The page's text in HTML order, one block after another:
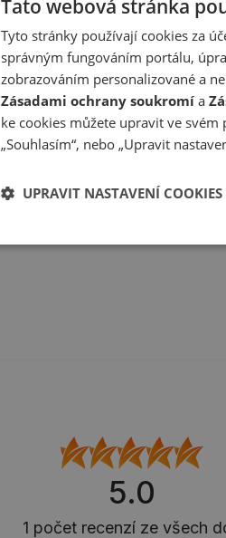
5.0
1 počet recenzí ze všech
Tato webová stránka
Tyto stránky používají cookies za
správným fungováním portálu,
zobrazováním personalizované a
Zásadami ochrany soukromí a
ke cookies můžete upravit ve
„Souhlasím“, nebo „Upravit
UPRAVIT NASTAVENÍ COOKIES